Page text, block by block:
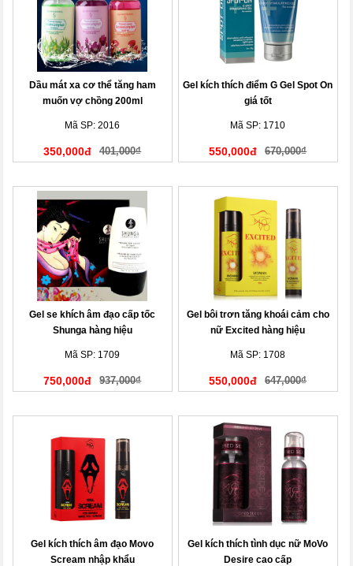
Dầu mát xa cơ thể tăng ham
muốn vợ chồng 200ml
Mã SP: 2016
350,000đ 401,000₫
Gel kích thích điểm G Gel Spot On
giá tốt
Mã SP: 1710
550,000đ 670,000₫
Gel se khích âm đạo cấp tốc
Shunga hàng hiệu
Mã SP: 1709
750,000đ 937,000₫
Gel bôi trơn tăng khoái cảm cho
nữ Excited hàng hiệu
Mã SP: 1708
550,000đ 647,000₫
Gel kích thích âm đạo Movo
Scream nhập khẩu
Gel kích thích tình dục nữ MoVo
Desire cao cấp